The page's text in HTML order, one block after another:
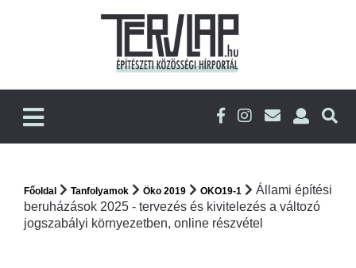
Főoldal Tanfolyamok Öko 2019 OKO19-1
Állami építési
beruházások 2025 - tervezés és kivitelezés a változó
jogszabályi környezetben, online részvétel